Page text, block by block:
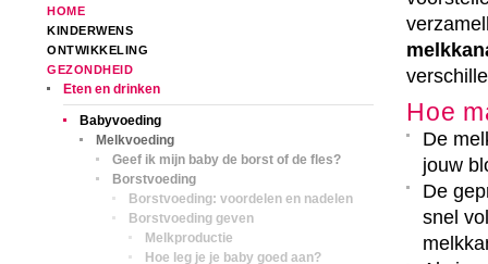
HOME
KINDERWENS
ONTWIKKELING
GEZONDHEID
Eten en drinken
Babyvoeding
Melkvoeding
Geef ik mijn baby de borst of de fles?
Borstvoeding
Borstvoeding: voordelen en nadelen
Borstvoeding geven
Melkproductie
Hoe leg je je baby goed aan?
Hoe
De
jouw
De
snel